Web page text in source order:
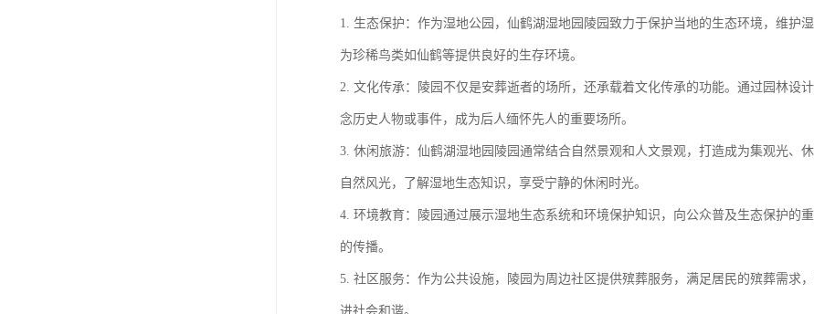
1. 生态保护：作为湿地公园，仙鹤湖湿地园陵园致力于保护当地的生态环境，维护
为珍稀鸟类如仙鹤等提供良好的生存环境。
2. 文化传承：陵园不仅是安葬逝者的场所，还承载着文化传承的功能。通过园林设
念历史人物或事件，成为后人缅怀先人的重要场所。
3. 休闲旅游：仙鹤湖湿地园陵园通常结合自然景观和人文景观，打造成为集观光、
自然风光，了解湿地生态知识，享受宁静的休闲时光。
4. 环境教育：陵园通过展示湿地生态系统和环境保护知识，向公众普及生态保护的
的传播。
5. 社区服务：作为公共设施，陵园为周边社区提供殡葬服务，满足居民的殡葬需求
进社会和谐。